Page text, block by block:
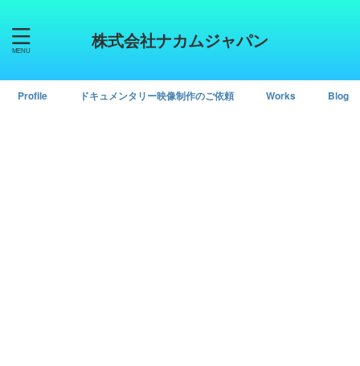
株式会社ナカムジャパン
Profile ドキュメンタリー映像制作のご依頼 Works Blog